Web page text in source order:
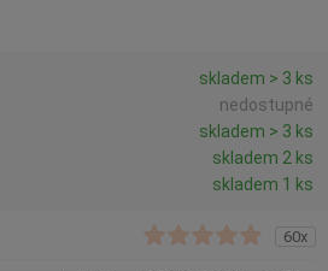
skladem > 3 ks
nedostupné
skladem > 3 ks
skladem 2 ks
skladem 1 ks
60x